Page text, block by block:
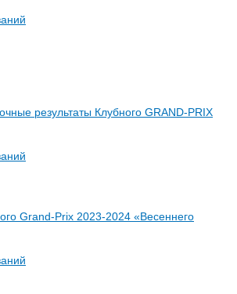
результаты Клубного GRAND-PRIX
Grand-Prix 2023-2024 «Весеннего